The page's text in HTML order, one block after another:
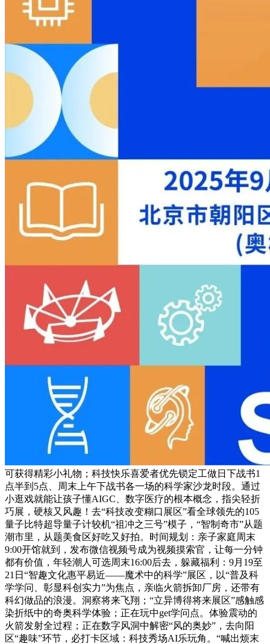
可获得精彩小礼物；科技快乐喜爱者优先锁定工做日下战书1
点半到5点、周末上午下战书各一场的科学家沙龙时段。通过
小逛戏就能让孩子懂AIGC、数字医疗的根本概念，指尖轻折
巧展，硬核又风趣！去“科技改变糊口展区”看全球领先的105
量子比特超导量子计较机“祖冲之三号”模子，“智制奇市”从题
潮市里，从题美食区好吃又好拍。时间规划：亲子家庭周末
9:00开馆就到，发布微信视频号成为视频摸索官，让每一分钟
都有价值，年轻潮人可选周末16:00后去，躲藏福利：9月19至
21日“智趣文化惠平易近——魔术中的科学”展区，以“普及科
学学问、彰显科创实力”为焦点，亲临火箭拆卸厂房，还带有
科幻做品的浪漫。洞察将来飞翔；“立异博得将来展区”感触感
染折纸中的奇奥科学体验；正在玩中get学问点。体验震动的
火箭发射全过程；正在数字风洞中解密“风的奥妙”，去向阳
区“趣味”环节，必打卡区域：科技秀场AI乐玩角。“喊出烦末